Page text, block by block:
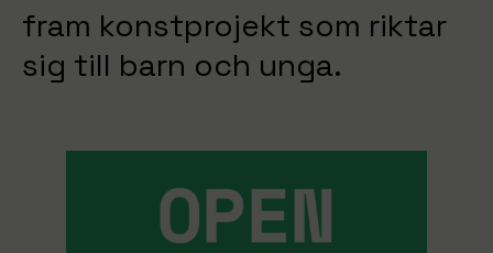
fram konstprojekt som riktar
sig till barn och unga.